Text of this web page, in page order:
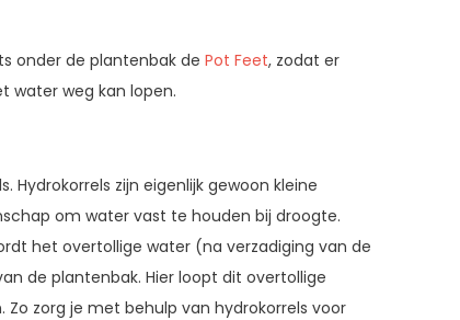
onder de plantenbak de Pot Feet, zodat er
water weg kan lopen.
Hydrokorrels zijn eigenlijk gewoon kleine
om water vast te houden bij droogte.
het overtollige water (na verzadiging van de
de plantenbak. Hier loopt dit overtollige
zorg je met behulp van hydrokorrels voor